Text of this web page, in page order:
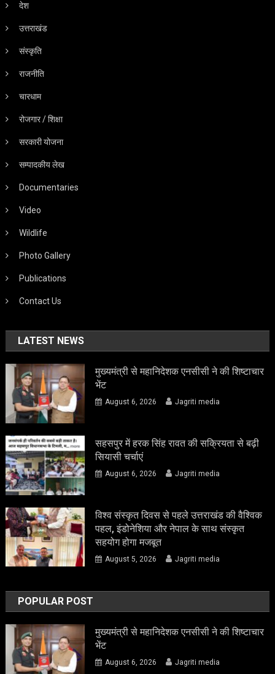
देश
उत्तराखंड
संस्कृति
राजनीति
चारधाम
रोजगार / शिक्षा
सरकारी योजना
सम्पादकीय लेख
Documentaries
Video
Wildlife
Photo Gallery
Publications
Contact Us
LATEST NEWS
मुख्यमंत्री से महानिदेशक एनसीसी ने की शिष्टाचार
भेंट
August 6, 2026 Jagriti media
सहसपुर में हरक सिंह रावत की सक्रियता से बढ़ी
सियासी चर्चाएं
August 6, 2026 Jagriti media
विश्व संस्कृत दिवस से पहले उत्तराखंड की वैश्विक
पहल, इंडोनेशिया और नेपाल के साथ संस्कृत
सहयोग होगा मजबूत
August 5, 2026 Jagriti media
POPULAR POST
मुख्यमंत्री से महानिदेशक एनसीसी ने की शिष्टाचार
भेंट
August 6, 2026 Jagriti media